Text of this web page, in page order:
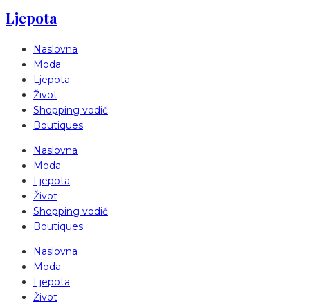
Ljepota
Naslovna
Moda
Ljepota
Život
Shopping vodič
Boutiques
Naslovna
Moda
Ljepota
Život
Shopping vodič
Boutiques
Naslovna
Moda
Ljepota
Život